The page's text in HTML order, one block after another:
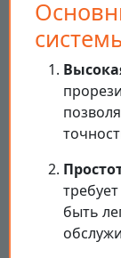
быть